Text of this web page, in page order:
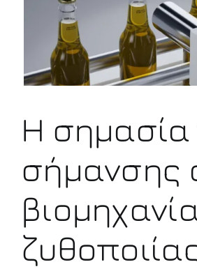
μεγαλύτερης
εικόνας
Η σημασία
σήμανσης